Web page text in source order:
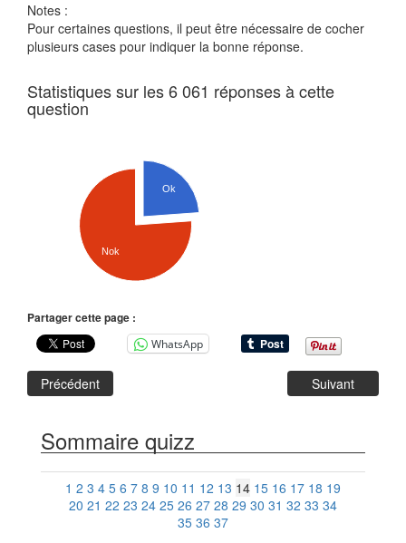
Notes :
Pour certaines questions, il peut être nécessaire de cocher
plusieurs cases pour indiquer la bonne réponse.
Statistiques sur les 6 061 réponses à cette
question
Ok
Nok
Partager cette page :
WhatsApp
Précédent Suivant
Sommaire quizz
1 2 3 4 5 6 7 8 9 10 11 12 13 14 15 16 17 18 19
20 21 22 23 24 25 26 27 28 29 30 31 32 33 34
35 36 37